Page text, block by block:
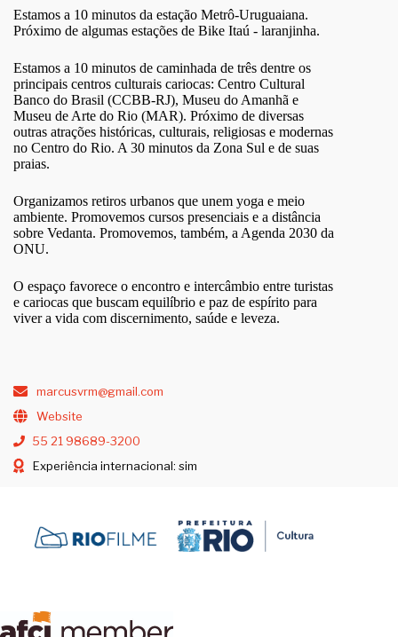
Estamos a 10 minutos da estação Metrô-Uruguaiana.
Próximo de algumas estações de Bike Itaú - laranjinha.
Estamos a 10 minutos de caminhada de três dentre os
principais centros culturais cariocas: Centro Cultural
Banco do Brasil (CCBB-RJ), Museu do Amanhã e
Museu de Arte do Rio (MAR). Próximo de diversas
outras atrações históricas, culturais, religiosas e modernas
no Centro do Rio. A 30 minutos da Zona Sul e de suas
praias.
Organizamos retiros urbanos que unem yoga e meio
ambiente. Promovemos cursos presenciais e a distância
sobre Vedanta. Promovemos, também, a Agenda 2030 da
ONU.
O espaço favorece o encontro e intercâmbio entre turistas
e cariocas que buscam equilíbrio e paz de espírito para
viver a vida com discernimento, saúde e leveza.
marcusvrm@gmail.com
Website
55 21 98689-3200
Experiência internacional: sim